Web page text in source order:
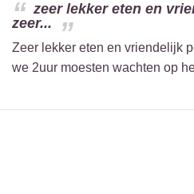
zeer lekker eten en
zeer...
Zeer lekker eten en vriendelijk
we 2uur moesten wachten op